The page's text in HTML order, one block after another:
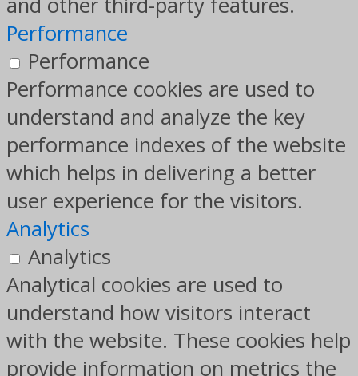
Performance
Performance
Performance cookies are used to
understand and analyze the key
performance indexes of the website
which helps in delivering a better
user experience for the visitors.
Analytics
Analytics
Analytical cookies are used to
understand how visitors interact
with the website. These cookies help
provide information on metrics the